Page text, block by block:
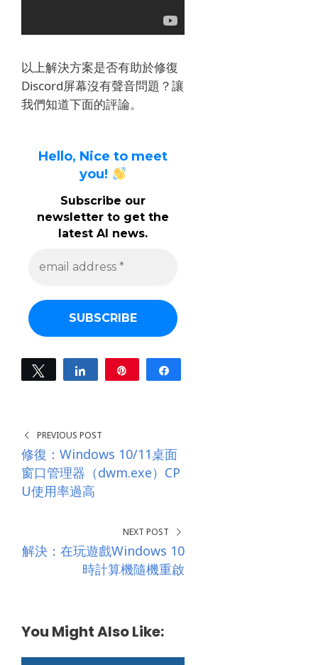
以上解決方案是否有助於修復
Discord屏幕沒有聲音問題？讓
我們知道下面的評論。
Hello, Nice to meet
you!
Subscribe our
newsletter to get the
latest AI news.
a
d
r
e
s
Tweet Share
PREVIOUS POST
修復：Windows 10/11桌面
窗口管理器（dwm.exe）CP
U使用率過高
NEXT POST
解決：在玩遊戲Windows 10
時計算機隨機重啟
You Might Also Like: